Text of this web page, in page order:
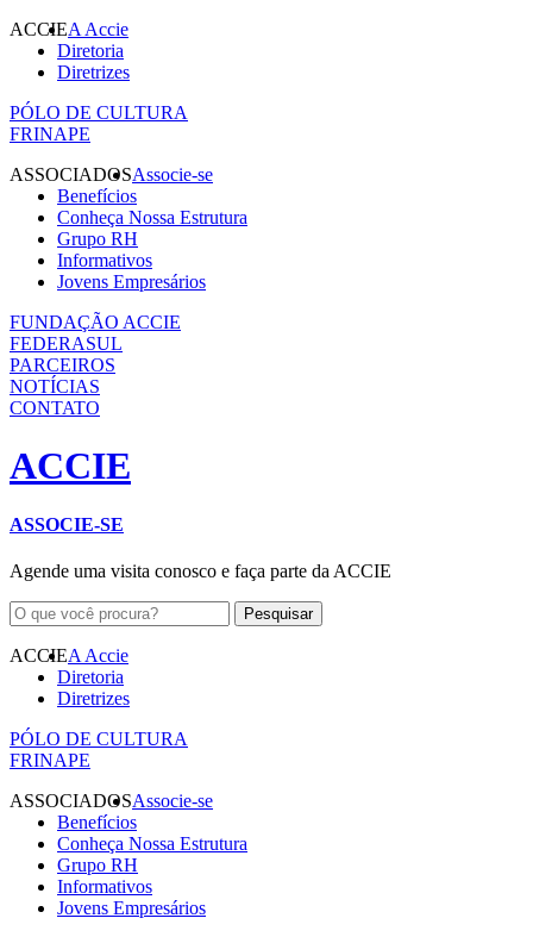
ACCIEA Accie
Diretoria
Diretrizes
PÓLO DE CULTURA
FRINAPE
ASSOCIADOSAssocie-se
Benefícios
Conheça Nossa Estrutura
Grupo RH
Informativos
Jovens Empresários
FUNDAÇÃO ACCIE
FEDERASUL
PARCEIROS
NOTÍCIAS
CONTATO
ACCIE
ASSOCIE-SE
Agende uma visita conosco e faça parte da ACCIE
ACCIEA Accie
Diretoria
Diretrizes
PÓLO DE CULTURA
FRINAPE
ASSOCIADOSAssocie-se
Benefícios
Conheça Nossa Estrutura
Grupo RH
Informativos
Jovens Empresários